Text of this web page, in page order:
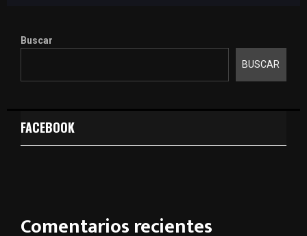
Buscar
BUSCAR
FACEBOOK
Comentarios recientes